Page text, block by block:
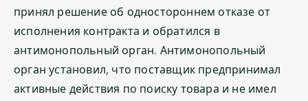
принял решение об одностороннем отказе от
исполнения контракта и обратился в
антимонопольный орган. Антимонопольный
орган установил, что поставщик предпринимал
активные действия по поиску товара и не имел